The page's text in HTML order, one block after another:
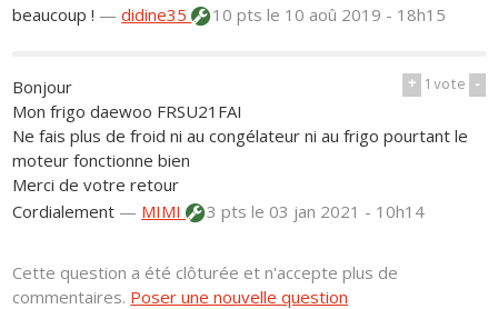
beaucoup ! —didine35 10 ptsle 10 aoû 2019 - 18h15
+ 1vote -
Bonjour
Mon frigo daewoo FRSU21FAI
Ne fais plus de froid ni au congélateur ni au frigo pourtant le
moteur fonctionne bien
Merci de votre retour
Cordialement — MIMI 3 ptsle 03 jan 2021 - 10h14
Cette question a été clôturée et n'accepte plus de
commentaires. Poser une nouvelle question